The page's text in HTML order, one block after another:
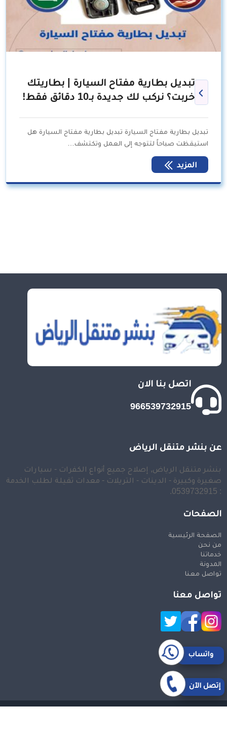
تبديل بطارية مفتاح السيارة | بطاريتك
خربت؟ نركب لك جديدة بـ10 دقائق فقط!
تبديل بطارية مفتاح السيارة تبديل بطارية مفتاح السيارة هل
استيقظت صباحاً لتتوجه إلى العمل وتكتشف…
المزيد
اتصل بنا الان
966539732915
عن بنشر متنقل الرياض
بنشر متنقل الرياض, إصلاح جميع أنواع الكفرات - سيارات
صغيرة وكبيرة - الدينات - التريلات - معدات ثقيلة لطلب الخدمة
: 0539732915.
الصفحات
الصفحة الرئيسية
من نحن
خدماتنا
المدونة
تواصل معنا
تواصل معنا
إتصل الآن
واتساب